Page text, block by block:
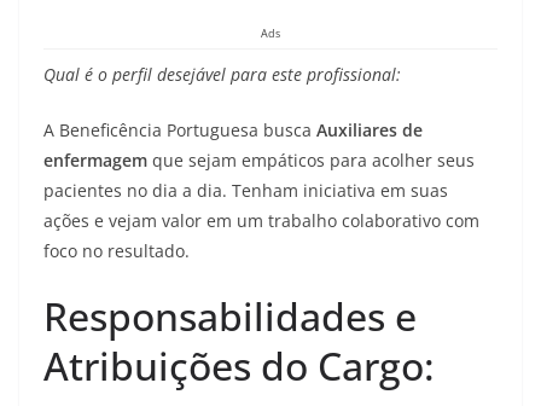
Ads
Qual é o perfil desejável para este profissional:
A Beneficência Portuguesa busca Auxiliares de
enfermagem que sejam empáticos para acolher seus
pacientes no dia a dia. Tenham iniciativa em suas
ações e vejam valor em um trabalho colaborativo com
foco no resultado.
Responsabilidades e
Atribuições do Cargo: